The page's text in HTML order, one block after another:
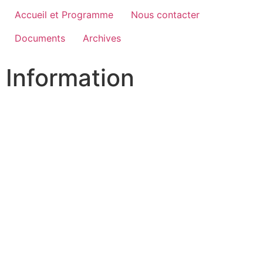
Accueil et Programme
Nous contacter
Documents
Archives
Information